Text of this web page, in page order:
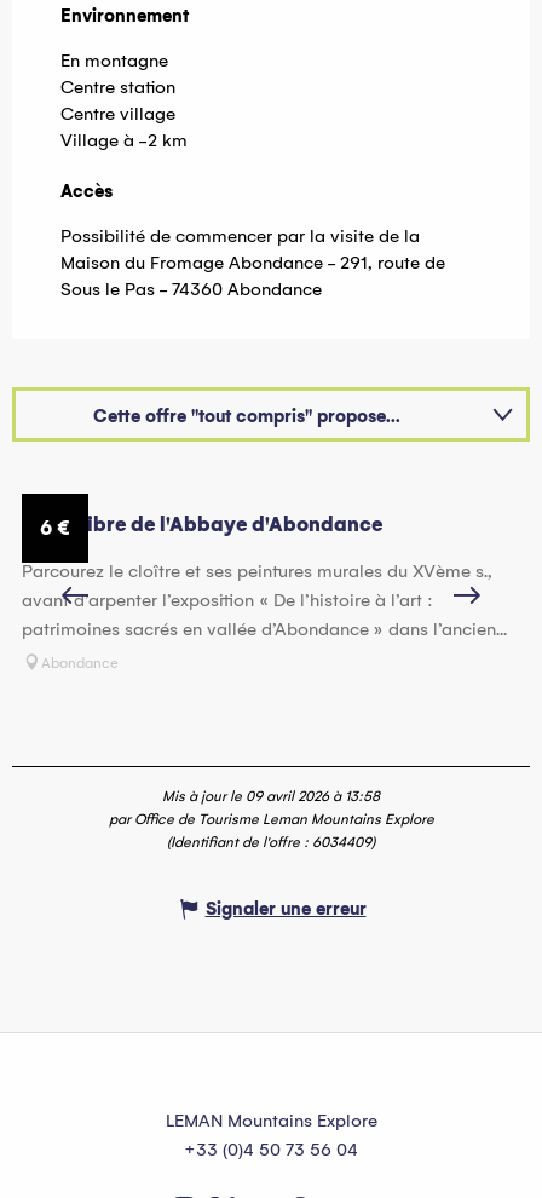
Environnement
Environnement
En montagne
Centre station
Centre village
Village à -2 km
Accès
Accès
Possibilité de commencer par la visite de la
Maison du Fromage Abondance - 291, route de
Sous le Pas - 74360 Abondance
Cette offre "tout compris" propose...
Bénéficie d'une offre spéciale avec...
En lien avec
Propose une offre spéciale dans le cadre de ...
6 €
Visite libre de l'Abbaye d'Abondance
Parcourez le cloître et ses peintures murales du XVème s.,
avant d’arpenter l’exposition « De l’histoire à l’art :
patrimoines sacrés en vallée d’Abondance » dans l’ancien...
Abondance
Mis à jour le 09 avril 2026 à 13:58
par Office de Tourisme Leman Mountains Explore
(Identifiant de l'offre : 6034409)
Signaler une erreur
LEMAN Mountains Explore
+33 (0)4 50 73 56 04